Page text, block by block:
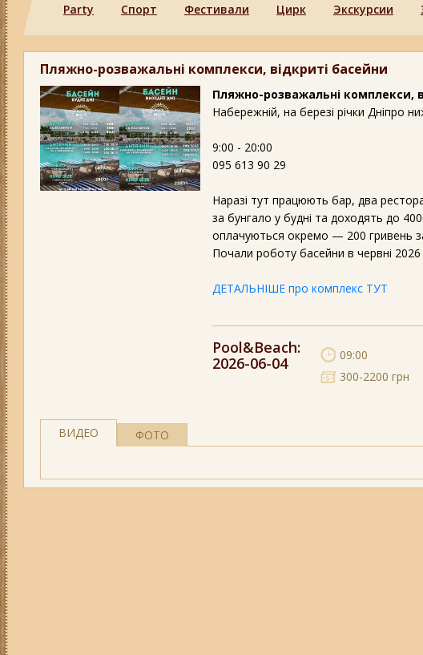
Party
Спорт Фестивали Цирк Экскурсии
Пляжно-розважальні комплекси, відкриті басейни
Пляжно-розважальні комплекси,
Набережній, на березі річки Дніпро
9:00 - 20:00
095 613 90 29
Наразі тут працюють бар, два
за бунгало у будні та доходять до
оплачуються окремо — 200 гривень
Почали роботу басейни в червні 2026
ДЕТАЛЬНІШЕ про комплекс ТУТ
Pool&Beach:
2026-06-04
09:00
300-2200 грн
ВИДЕО ФОТО